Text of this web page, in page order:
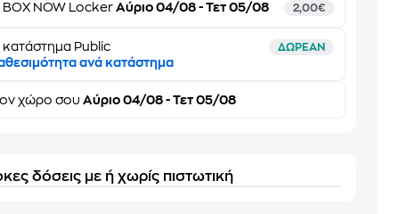
BOX NOW Locker Αύριο 04/08 - Τετ 05/08 2,00€
κατάστημα Public ΔΩΡΕΑΝ
ανά κατάστημα
χώρο σου Αύριο 04/08 - Τετ 05/08
δόσεις με ή χωρίς πιστωτική